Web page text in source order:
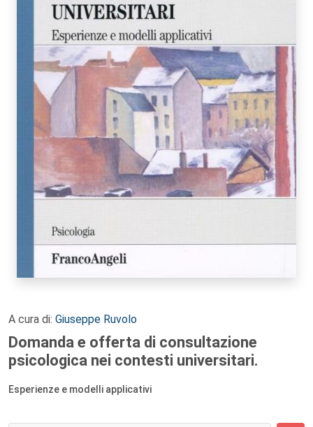
A cura di: Giuseppe Ruvolo
Domanda e offerta di consultazione
psicologica nei contesti universitari.
Esperienze e modelli applicativi